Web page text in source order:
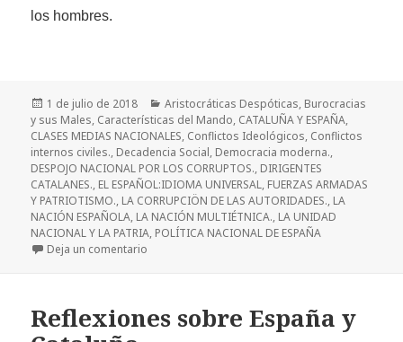
los hombres.
Publicado
el
1 de julio de 2018 Categorías
Aristocráticas Despóticas, Burocracias
y sus Males, Características del Mando, CATALUÑA Y ESPAÑA,
CLASES MEDIAS NACIONALES, Conflictos Ideológicos, Conflictos
internos civiles., Decadencia Social, Democracia moderna.,
DESPOJO NACIONAL POR LOS CORRUPTOS., DIRIGENTES
CATALANES., EL ESPAÑOL:IDIOMA UNIVERSAL, FUERZAS ARMADAS
Y PATRIOTISMO., LA CORRUPCIÖN DE LAS AUTORIDADES., LA
NACIÓN ESPAÑOLA, LA NACIÓN MULTIÉTNICA., LA UNIDAD
NACIONAL Y LA PATRIA, POLÍTICA NACIONAL DE ESPAÑA
Deja un comentario
Reflexiones sobre España y